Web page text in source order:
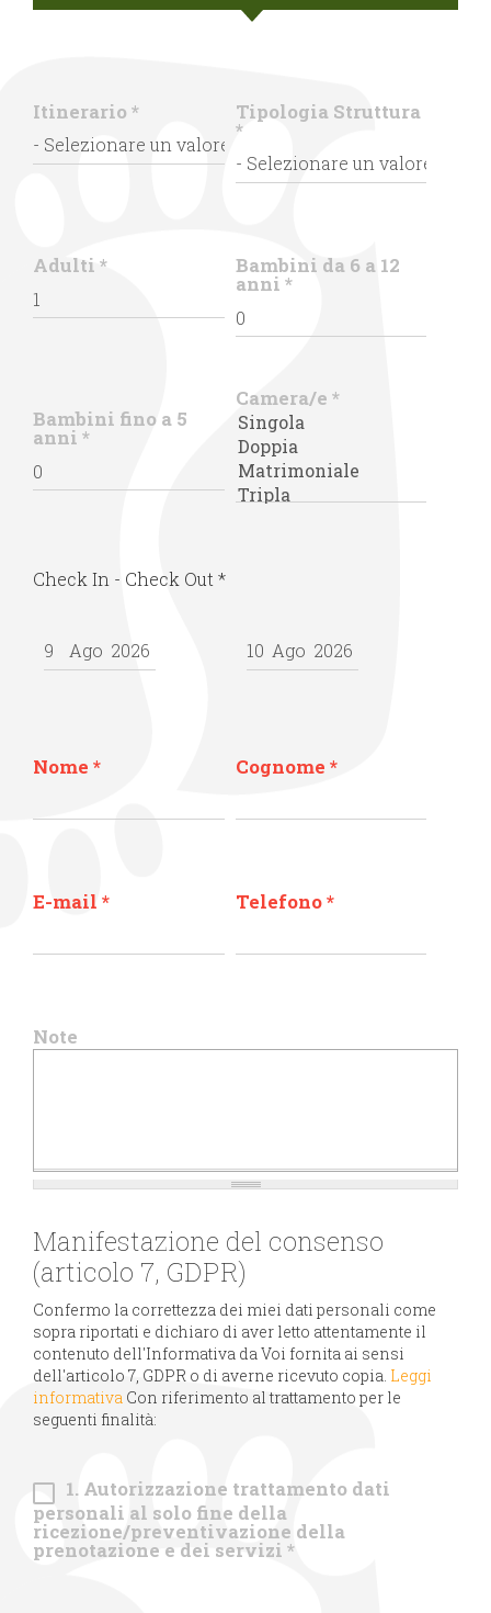
Itinerario * Tipologia Struttura
*
Adulti * Bambini da 6 a 12
anni *
Bambini fino a 5
anni *
Camera/e *
Check In - Check Out*
Nome * Cognome *
E-mail * Telefono*
Note
Manifestazione del consenso
(articolo 7, GDPR)
Confermo la correttezza dei miei dati personali come
sopra riportati e dichiaro di aver letto attentamente il
contenuto dell'Informativa da Voi fornita ai sensi
dell'articolo 7, GDPR o di averne ricevuto copia. Leggi
informativa Con riferimento al trattamento per le
seguenti finalità:
1. Autorizzazione trattamento dati
personali al solo fine della
ricezione/preventivazione della
prenotazione e dei servizi *